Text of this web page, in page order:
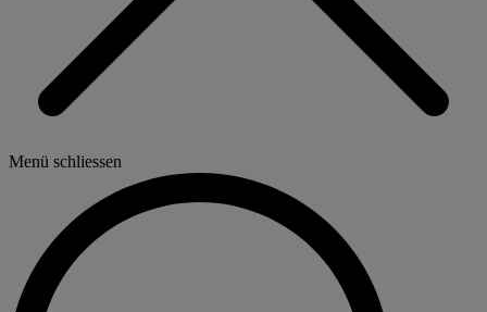
Menü schliessen